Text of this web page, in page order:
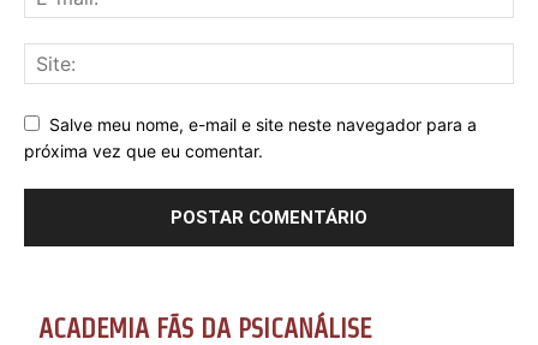
Salve meu nome, e-mail e site neste navegador para a
próxima vez que eu comentar.
ACADEMIA FÃS DA PSICANÁLISE